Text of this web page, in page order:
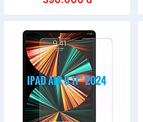
Tempered Glass Screen
Protector - Hàng Chính
Hãng